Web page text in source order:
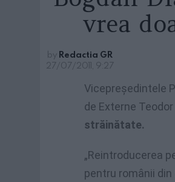
vrea
by Redactia GR
27/07/2011, 9:27
Vicepreședintele
de Externe
străinătate.
„Reintroducerea
pentru românii